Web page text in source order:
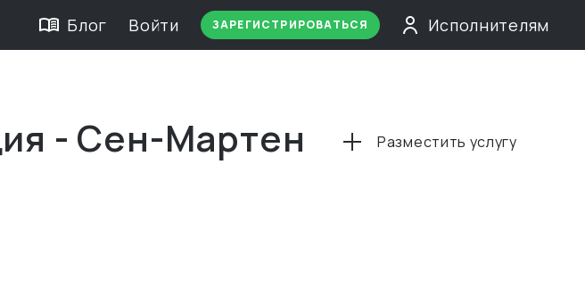
Блог Войти ЗАРЕГИСТРИРОВАТЬСЯ Исполнителям
- Сен-Мартен Разместить услугу